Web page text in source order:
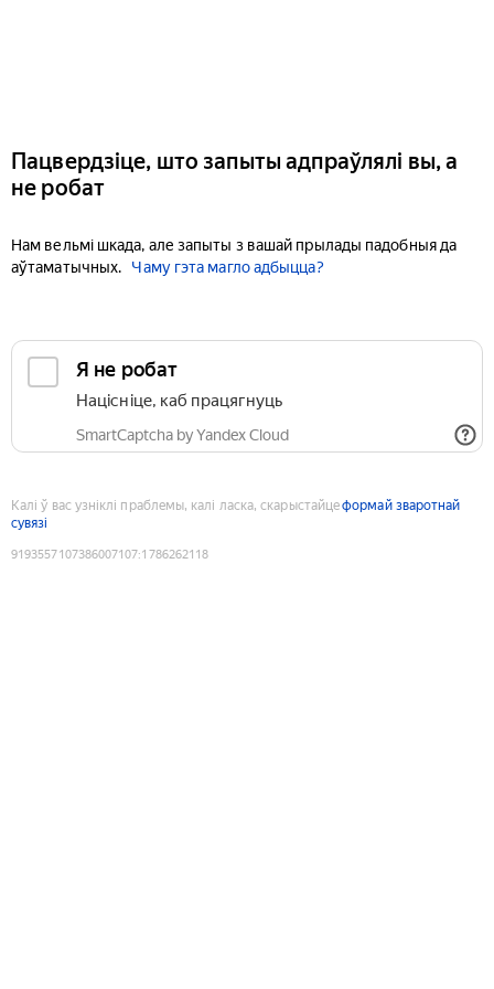
Пацвердзіце, што запыты адпраўлялі вы, а
не робат
Нам вельмі шкада, але запыты з вашай прылады падобныя да
аўтаматычных.
Чаму гэта магло адбыцца?
Я не робат
Націсніце, каб працягнуць
SmartCaptcha by Yandex Cloud
Калі ў вас узніклі праблемы, калі ласка, скарыстайцеформай зваротнай
сувязі
9193557107386007107:1786262118